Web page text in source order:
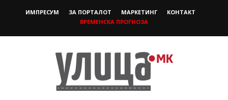
ИМПРЕСУМ ЗА ПОРТАЛОТ МАРКЕТИНГ
КОНТАКТ
ВРЕМЕНСКА ПРОГНОЗА